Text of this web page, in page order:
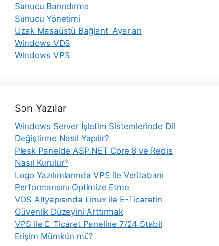
Sunucu Barındırma
Sunucu Yönetimi
Uzak Masaüstü Bağlantı Ayarları
Windows VDS
Windows VPS
Son Yazılar
Windows Server İşletim Sistemlerinde Dil
Değiştirme Nasıl Yapılır?
Plesk Panelde ASP.NET Core 8 ve Redis
Nasıl Kurulur?
Logo Yazılımlarında VPS ile Veritabanı
Performansını Optimize Etme
VDS Altyapısında Linux ile E-Ticaretin
Güvenlik Düzeyini Arttırmak
VPS ile E-Ticaret Paneline 7/24 Stabil
Erişim Mümkün mü?